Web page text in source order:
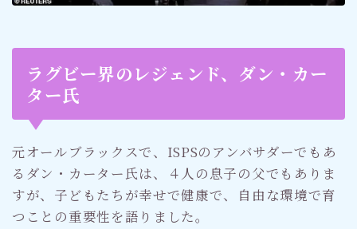
ラグビー界のレジェンド、ダン・カー
ター氏
元オールブラックスで、ISPSのアンバサダーでもあ
るダン・カーター氏は、４人の息子の父でもありま
すが、子どもたちが幸せで健康で、自由な環境で育
つことの重要性を語りました。